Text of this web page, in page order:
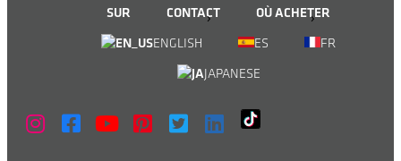
SUR
CONTACT
OÙ ACHETER
ENGLISH
ES
FR
JAPANESE